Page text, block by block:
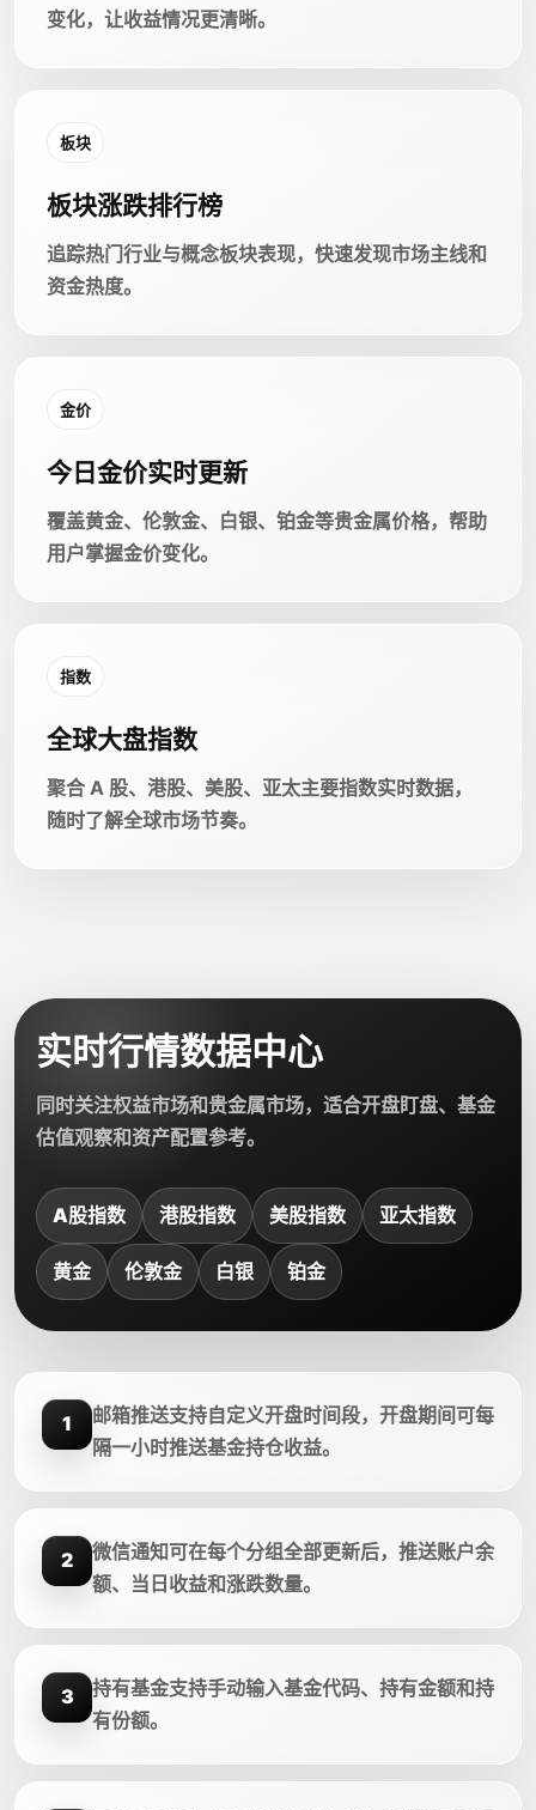
变化，让收益情况更清晰。
板块
板块涨跌排行榜
追踪热门行业与概念板块表现，快速发现市场主线和
资金热度。
金价
今日金价实时更新
覆盖黄金、伦敦金、白银、铂金等贵金属价格，帮助
用户掌握金价变化。
指数
全球大盘指数
聚合 A 股、港股、美股、亚太主要指数实时数据，
随时了解全球市场节奏。
实时行情数据中心
同时关注权益市场和贵金属市场，适合开盘盯盘、基金
估值观察和资产配置参考。
A股指数 港股指数 美股指数 亚太指数
黄金 伦敦金 白银 铂金
1
邮箱推送支持自定义开盘时间段，开盘期间可每
隔一小时推送基金持仓收益。
2
微信通知可在每个分组全部更新后，推送账户余
额、当日收益和涨跌数量。
3
持有基金支持手动输入基金代码、持有金额和持
有份额。